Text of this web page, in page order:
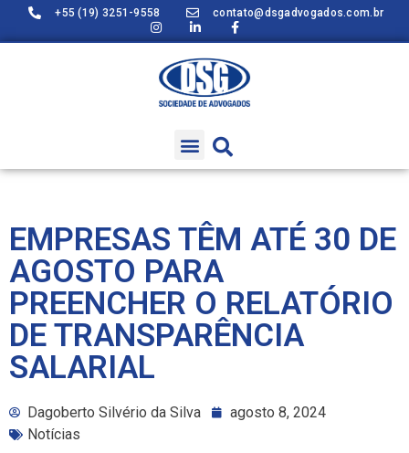
+55 (19) 3251-9558 contato@dsgadvogados.com.br
EMPRESAS TÊM ATÉ 30 DE
AGOSTO PARA
PREENCHER O RELATÓRIO
DE TRANSPARÊNCIA
SALARIAL
Dagoberto Silvério da Silva
agosto 8, 2024
Notícias